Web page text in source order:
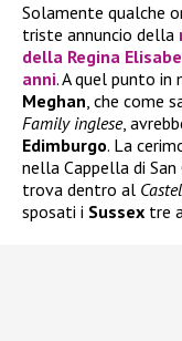
Solamente qualche
triste annuncio della
della Regina
anni. A quel punto in
Meghan, che come
Family inglese,
Edimburgo. La
nella Cappella di
trova dentro al
sposati i Sussex tre